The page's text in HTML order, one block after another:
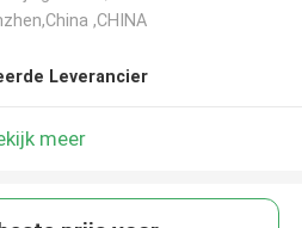
,CHINA
Leverancier
meer